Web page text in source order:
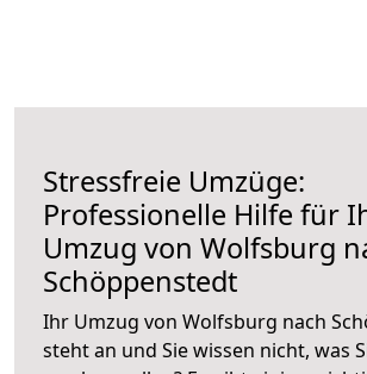
Stressfreie Umzüge:
Professionelle Hilfe für
Umzug von Wolfsburg
Schöppenstedt
Ihr Umzug von Wolfsburg nach
steht an und Sie wissen nicht, was